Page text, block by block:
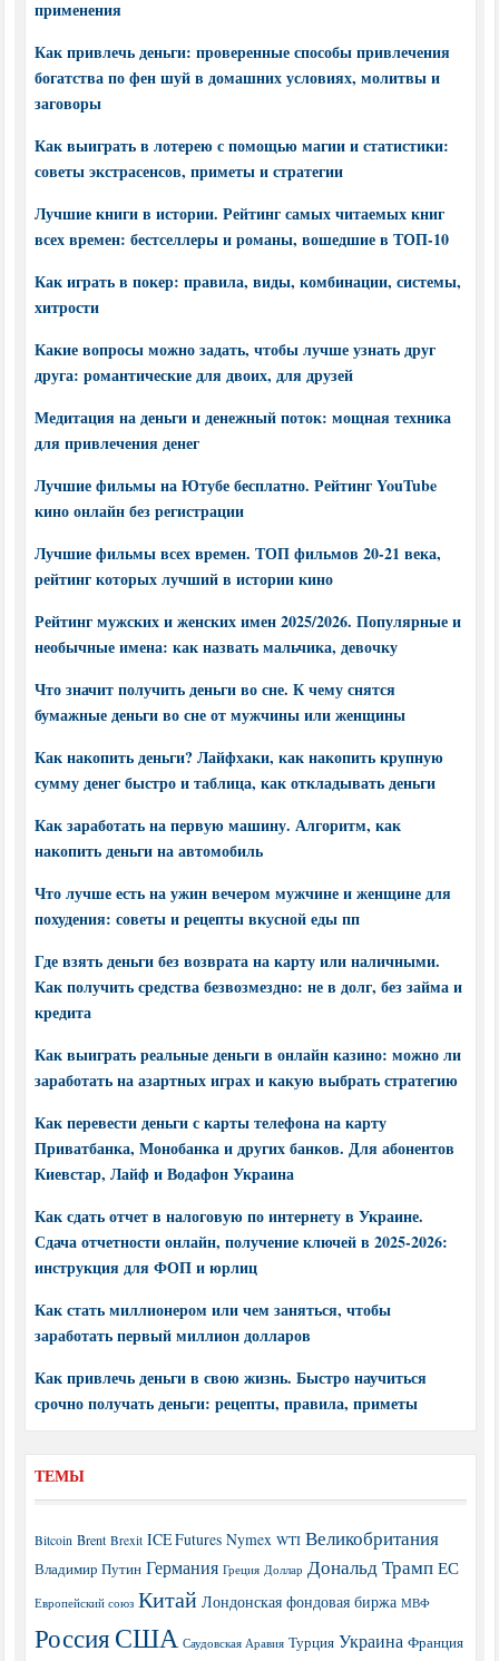
применения
Как привлечь деньги: проверенные способы привлечения
богатства по фен шуй в домашних условиях, молитвы и
заговоры
Как выиграть в лотерею с помощью магии и статистики:
советы экстрасенсов, приметы и стратегии
Лучшие книги в истории. Рейтинг самых читаемых книг
всех времен: бестселлеры и романы, вошедшие в ТОП-10
Как играть в покер: правила, виды, комбинации, системы,
хитрости
Какие вопросы можно задать, чтобы лучше узнать друг
друга: романтические для двоих, для друзей
Медитация на деньги и денежный поток: мощная техника
для привлечения денег
Лучшие фильмы на Ютубе бесплатно. Рейтинг YouTube
кино онлайн без регистрации
Лучшие фильмы всех времен. ТОП фильмов 20-21 века,
рейтинг которых лучший в истории кино
Рейтинг мужских и женских имен 2025/2026. Популярные и
необычные имена: как назвать мальчика, девочку
Что значит получить деньги во сне. К чему снятся
бумажные деньги во сне от мужчины или женщины
Как накопить деньги? Лайфхаки, как накопить крупную
сумму денег быстро и таблица, как откладывать деньги
Как заработать на первую машину. Алгоритм, как
накопить деньги на автомобиль
Что лучше есть на ужин вечером мужчине и женщине для
похудения: советы и рецепты вкусной еды пп
Где взять деньги без возврата на карту или наличными.
Как получить средства безвозмездно: не в долг, без займа и
кредита
Как выиграть реальные деньги в онлайн казино: можно ли
заработать на азартных играх и какую выбрать стратегию
Как перевести деньги с карты телефона на карту
Приватбанка, Монобанка и других банков. Для абонентов
Киевстар, Лайф и Водафон Украина
Как сдать отчет в налоговую по интернету в Украине.
Сдача отчетности онлайн, получение ключей в 2025-2026:
инструкция для ФОП и юрлиц
Как стать миллионером или чем заняться, чтобы
заработать первый миллион долларов
Как привлечь деньги в свою жизнь. Быстро научиться
срочно получать деньги: рецепты, правила, приметы
ТЕМЫ
Bitcoin Brent Brexit ICE Futures Nymex WTI Великобритания
Владимир Путин Германия Греция Доллар Дональд Трамп ЕС
Европейский союз Китай Лондонская фондовая биржа МВФ
РоссияСША Саудовская Аравия Турция Украина Франция